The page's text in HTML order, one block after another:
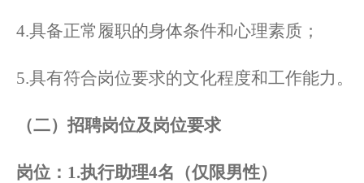
4.具备正常履职的身体条件和心理素质；
5.具有符合岗位要求的文化程度和工作能力。
（二）招聘岗位及岗位要求
岗位： 1.执行助理4名（仅限男性）